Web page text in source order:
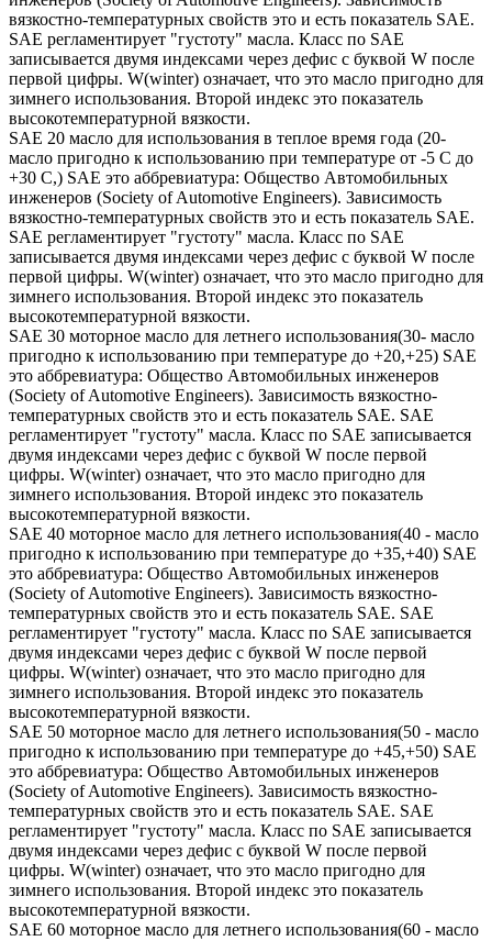
вязкостно-температурных свойств это и есть показатель SAE.
SAE регламентирует "густоту" масла. Класс по SAE
записывается двумя индексами через дефис с буквой W после
первой цифры. W(winter) означает, что это масло пригодно для
зимнего использования. Второй индекс это показатель
высокотемпературной вязкости.
SAE 20 масло для использования в теплое время года (20-
масло пригодно к использованию при температуре от -5 С до
+30 С,) SAE это аббревиатура: Общество Автомобильных
инженеров (Society of Automotive Engineers). Зависимость
вязкостно-температурных свойств это и есть показатель SAE.
SAE регламентирует "густоту" масла. Класс по SAE
записывается двумя индексами через дефис с буквой W после
первой цифры. W(winter) означает, что это масло пригодно для
зимнего использования. Второй индекс это показатель
высокотемпературной вязкости.
SAE 30 моторное масло для летнего использования(30- масло
пригодно к использованию при температуре до +20,+25) SAE
это аббревиатура: Общество Автомобильных инженеров
(Society of Automotive Engineers). Зависимость вязкостно-
температурных свойств это и есть показатель SAE. SAE
регламентирует "густоту" масла. Класс по SAE записывается
двумя индексами через дефис с буквой W после первой
цифры. W(winter) означает, что это масло пригодно для
зимнего использования. Второй индекс это показатель
высокотемпературной вязкости.
SAE 40 моторное масло для летнего использования(40 - масло
пригодно к использованию при температуре до +35,+40) SAE
это аббревиатура: Общество Автомобильных инженеров
(Society of Automotive Engineers). Зависимость вязкостно-
температурных свойств это и есть показатель SAE. SAE
регламентирует "густоту" масла. Класс по SAE записывается
двумя индексами через дефис с буквой W после первой
цифры. W(winter) означает, что это масло пригодно для
зимнего использования. Второй индекс это показатель
высокотемпературной вязкости.
SAE 50 моторное масло для летнего использования(50 - масло
пригодно к использованию при температуре до +45,+50) SAE
это аббревиатура: Общество Автомобильных инженеров
(Society of Automotive Engineers). Зависимость вязкостно-
температурных свойств это и есть показатель SAE. SAE
регламентирует "густоту" масла. Класс по SAE записывается
двумя индексами через дефис с буквой W после первой
цифры. W(winter) означает, что это масло пригодно для
зимнего использования. Второй индекс это показатель
высокотемпературной вязкости.
SAE 60 моторное масло для летнего использования(60 - масло